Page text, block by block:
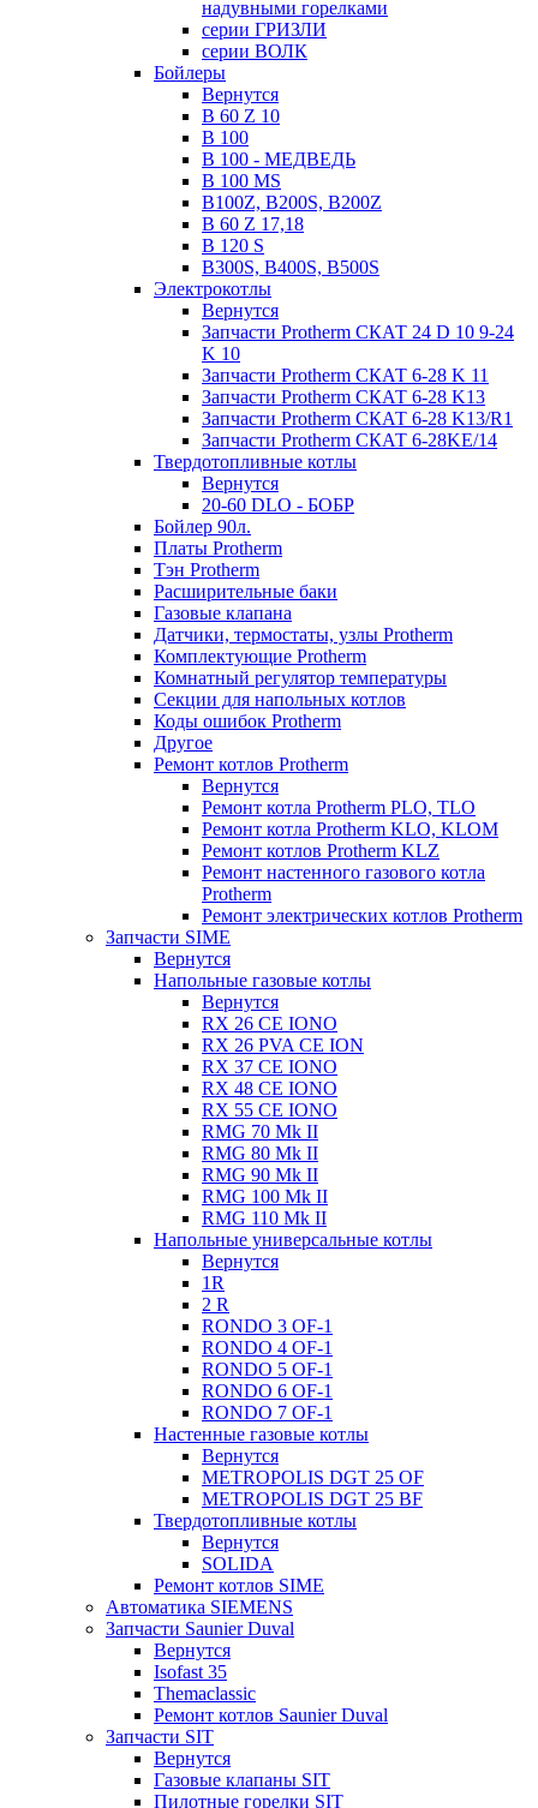
надувными горелками
серии ГРИЗЛИ
серии ВОЛК
Бойлеры
Вернутся
B 60 Z 10
B 100
B 100 - МЕДВЕДЬ
B 100 MS
B100Z, B200S, B200Z
B 60 Z 17,18
B 120 S
B300S, B400S, B500S
Электрокотлы
Вернутся
Запчасти Protherm СКАТ 24 D 10 9-24
K 10
Запчасти Protherm СКАТ 6-28 K 11
Запчасти Protherm СКАТ 6-28 K13
Запчасти Protherm СКАТ 6-28 K13/R1
Запчасти Protherm СКАТ 6-28KE/14
Твердотопливные котлы
Вернутся
20-60 DLO - БОБР
Бойлер 90л.
Платы Protherm
Тэн Protherm
Расширительные баки
Газовые клапана
Датчики, термостаты, узлы Protherm
Комплектующие Protherm
Комнатный регулятор температуры
Секции для напольных котлов
Коды ошибок Protherm
Другое
Ремонт котлов Protherm
Вернутся
Ремонт котла Protherm PLO, TLO
Ремонт котла Protherm KLO, KLOM
Ремонт котлов Protherm KLZ
Ремонт настенного газового котла
Protherm
Ремонт электрических котлов Protherm
Запчасти SIME
Вернутся
Напольные газовые котлы
Вернутся
RX 26 CE IONO
RX 26 PVA CE ION
RX 37 CE IONO
RX 48 CE IONO
RX 55 CE IONO
RMG 70 Mk II
RMG 80 Mk II
RMG 90 Mk II
RMG 100 Mk II
RMG 110 Mk II
Напольные универсальные котлы
Вернутся
1R
2 R
RONDO 3 OF-1
RONDO 4 OF-1
RONDO 5 OF-1
RONDO 6 OF-1
RONDO 7 OF-1
Настенные газовые котлы
Вернутся
METROPOLIS DGT 25 OF
METROPOLIS DGT 25 BF
Твердотопливные котлы
Вернутся
SOLIDA
Ремонт котлов SIME
Автоматика SIEMENS
Запчасти Saunier Duval
Вернутся
Isofast 35
Themaclassic
Ремонт котлов Saunier Duval
Запчасти SIT
Вернутся
Газовые клапаны SIT
Пилотные горелки SIT